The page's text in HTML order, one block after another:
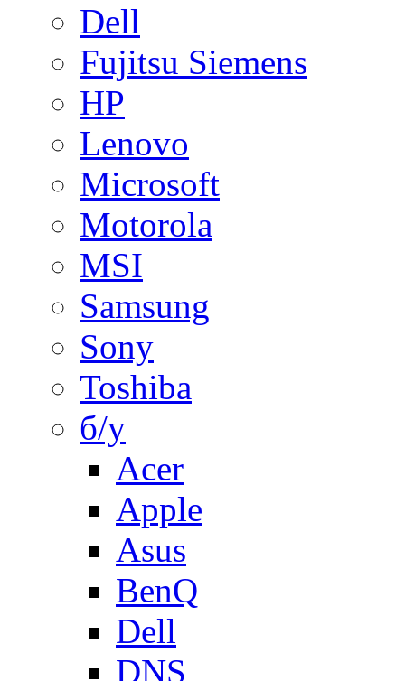
Dell
Fujitsu Siemens
HP
Lenovo
Microsoft
Motorola
MSI
Samsung
Sony
Toshiba
б/у
Acer
Apple
Asus
BenQ
Dell
DNS